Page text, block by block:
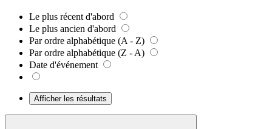
Le plus récent d'abord
Le plus ancien d'abord
Par ordre alphabétique (A - Z)
Par ordre alphabétique (Z - A)
Date d'événement
Afficher les résultats